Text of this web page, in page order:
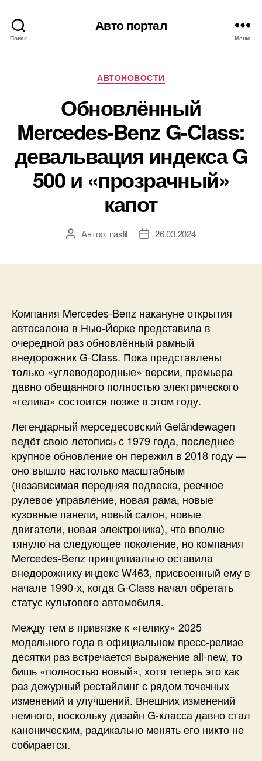
Поиск
Авто портал
Меню
Рубрики
АВТОНОВОСТИ
Обновлённый
Mercedes-Benz G-Class:
девальвация индекса G
500 и «прозрачный»
капот
АвторАвтор: naslil
Дата26.03.2024
Компания Mercedes-Benz накануне открытия
автосалона в Нью-Йорке представила в
очередной раз обновлённый рамный
внедорожник G-Class. Пока представлены
только «углеводородные» версии, премьера
давно обещанного полностью электрического
«гелика» состоится позже в этом году.
Легендарный мерседесовский Geländewagen
ведёт свою летопись с 1979 года, последнее
крупное обновление он пережил в 2018 году —
оно вышло настолько масштабным
(независимая передняя подвеска, реечное
рулевое управление, новая рама, новые
кузовные панели, новый салон, новые
двигатели, новая электроника), что вполне
тянуло на следующее поколение, но компания
Mercedes-Benz принципиально оставила
внедорожнику индекс W463, присвоенный ему в
начале 1990-х, когда G-Class начал обретать
статус культового автомобиля.
Между тем в привязке к «гелику» 2025
модельного года в официальном пресс-релизе
десятки раз встречается выражение all-new, то
бишь «полностью новый», хотя теперь это как
раз дежурный рестайлинг с рядом точечных
изменений и улучшений. Внешних изменений
немного, поскольку дизайн G-класса давно стал
каноническим, радикально менять его никто не
собирается.